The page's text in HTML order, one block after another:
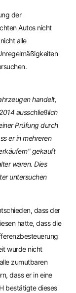
der
Autos nicht
alle
handelt,
ausschließlich
Prüfung durch
er in mehreren
gekauft
waren. Dies
untersuchen
dass der
hatte, dass die
wurde nicht
zumutbaren
dass er in eine
bestätigte dieses